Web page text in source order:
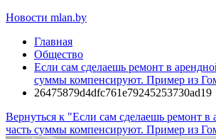
Новости mlan.by
Главная
Общество
Если сам сделаешь ремонт в
суммы компенсируют. Пример из
26475879d4dfc761e79245253730ad19
Вернуться к "Если сам сделаешь ремонт в
часть суммы компенсируют. Пример из